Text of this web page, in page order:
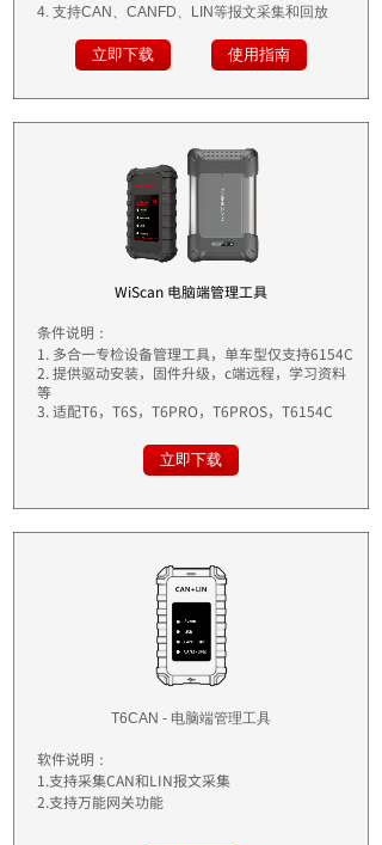
4. 支持CAN、CANFD、LIN等报文采集和回放
立即下载 使用指南
WiScan 电脑端管理工具
条件说明：
1. 多合一专检设备管理工具， 单车型仅支持6154C
2. 提供驱动安装，固件升级，c端远程，学习资料
等
3. 适配T6，T6S，T6PRO，T6PROS，T6154C
立即下载
T6CAN - 电脑端管理工具
软件说明：
1.支持采集CAN和LIN报文采集
2.支持万能网关功能